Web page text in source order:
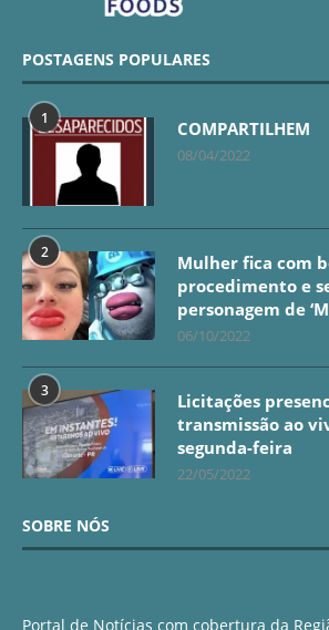
POSTAGENS POPULARES
1 COMPARTILHEM
08/04/2022
2
Mulher fica com
procedimento e
personagem de
06/10/2022
3
Licitações
transmissão ao
segunda-feira
22/05/2022
SOBRE NÓS
Portal de Notícias com cobertura da